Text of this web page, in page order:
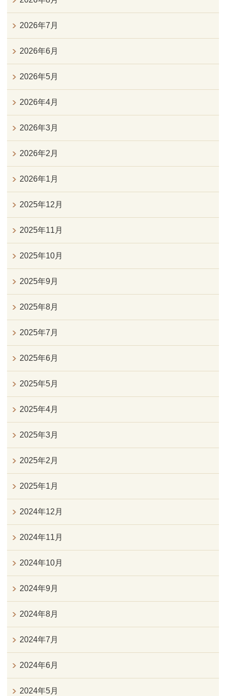
2026年7月
2026年6月
2026年5月
2026年4月
2026年3月
2026年2月
2026年1月
2025年12月
2025年11月
2025年10月
2025年9月
2025年8月
2025年7月
2025年6月
2025年5月
2025年4月
2025年3月
2025年2月
2025年1月
2024年12月
2024年11月
2024年10月
2024年9月
2024年8月
2024年7月
2024年6月
2024年5月